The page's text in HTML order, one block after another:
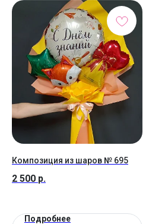
Композиция из шаров № 695
2 500 р.
Подробнее